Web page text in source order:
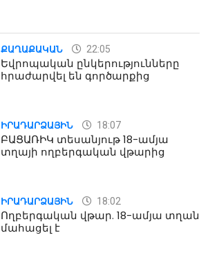
ՔԱՂԱՔԱԿԱՆ 22:05
Եվրոպական ընկերությունները
հրաժարվել են գործարքից
ԻՐԱԴԱՐՁԱՅԻՆ 18:07
ԲԱՑԱՌԻԿ տեսանյութ 18-ամյա
տղայի ողբերգական վթարից
ԻՐԱԴԱՐՁԱՅԻՆ 18:02
Ողբերգական վթար. 18-ամյա տղան
մահացել է